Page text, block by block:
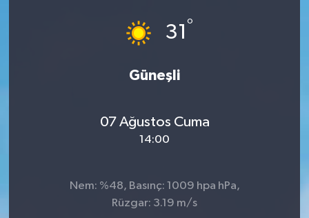
31 °
Güneşli
07 Ağustos Cuma
14:00
Nem: %48, Basınç: 1009 hpa hPa,
Rüzgar: 3.19 m/s